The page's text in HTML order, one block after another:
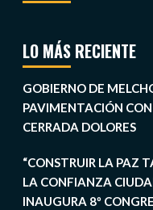
LO MÁS RECIENTE
GOBIERNO DE
PAVIMENTACIÓN
CERRADA DOLORES
“CONSTRUIR LA PAZ
LA CONFIANZA
INAUGURA 8º